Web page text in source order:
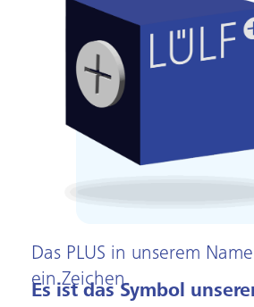
Das PLUS in unserem
ein Zeichen.
Es ist das Symbol